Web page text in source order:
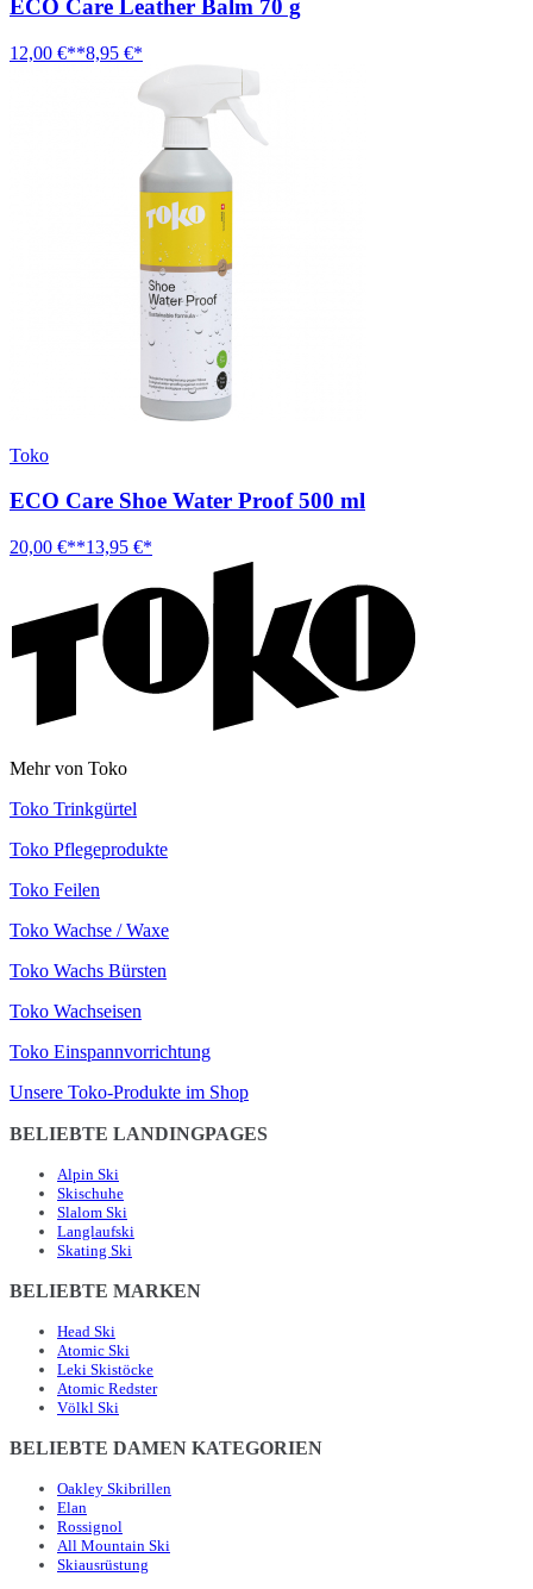
ECO Care Leather Balm 70 g
12,00 €**8,95 €*
Toko
ECO Care Shoe Water Proof 500 ml
20,00 €**13,95 €*
Mehr von Toko
Toko Trinkgürtel
Toko Pflegeprodukte
Toko Feilen
Toko Wachse / Waxe
Toko Wachs Bürsten
Toko Wachseisen
Toko Einspannvorrichtung
Unsere Toko-Produkte im Shop
BELIEBTE LANDINGPAGES
Alpin Ski
Skischuhe
Slalom Ski
Langlaufski
Skating Ski
BELIEBTE MARKEN
Head Ski
Atomic Ski
Leki Skistöcke
Atomic Redster
Völkl Ski
BELIEBTE DAMEN KATEGORIEN
Oakley Skibrillen
Elan
Rossignol
All Mountain Ski
Skiausrüstung